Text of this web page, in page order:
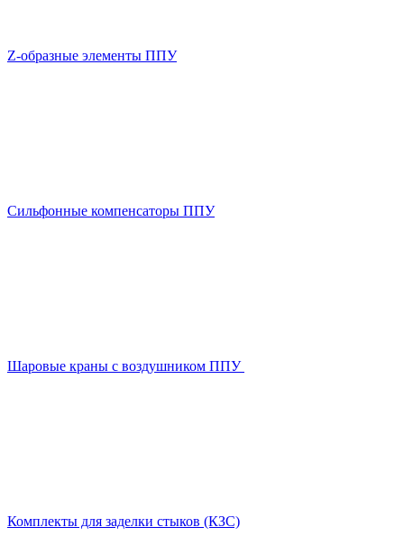
Z-образные элементы ППУ
Сильфонные компенсаторы ППУ
Шаровые краны с воздушником ППУ
Комплекты для заделки стыков (КЗС)